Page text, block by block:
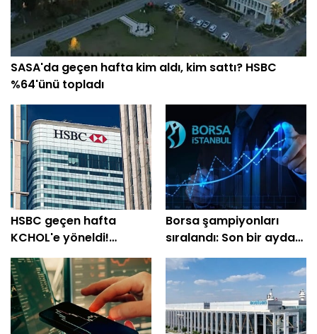
SASA'da geçen hafta kim aldı, kim sattı? HSBC
%64'ünü topladı
HSBC geçen hafta
KCHOL'e yöneldi!
THYAO'da 1,37 milyar TL
satış
Borsa şampiyonları
sıralandı: Son bir ayda
üç haneli getiri sağladı